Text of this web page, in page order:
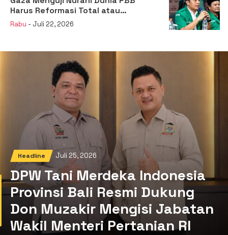
Harus Reformasi Total atau
Kehilangan Legitimasi
Rabu - Juli 22, 2026
Headline Juli 25, 2026
DPW Tani Merdeka Indonesia
Provinsi Bali Resmi Dukung
Don Muzakir Mengisi Jabatan
Wakil Menteri Pertanian RI